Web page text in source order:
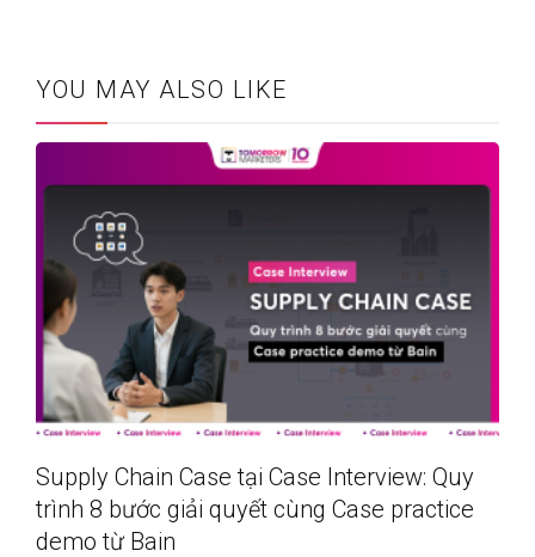
YOU MAY ALSO LIKE
Supply Chain Case tại Case Interview: Quy
trình 8 bước giải quyết cùng Case practice
demo từ Bain